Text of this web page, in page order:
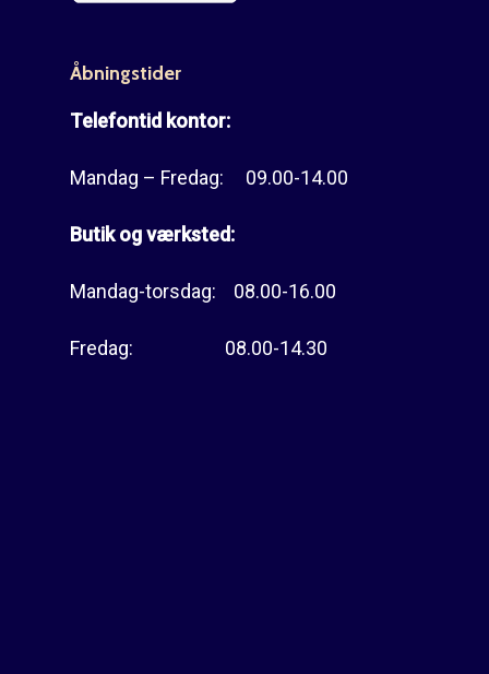
Åbningstider
Telefontid kontor:
Mandag – Fredag: 09.00-14.00
Butik og værksted:
Mandag-torsdag: 08.00-16.00
Fredag: 08.00-14.30